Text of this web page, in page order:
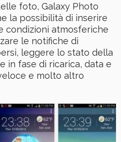
foto, Galaxy Photo
la possibilità di inserire
condizioni atmosferiche
le notifiche di
leggere lo stato della
in fase di ricarica, data e
e molto altro